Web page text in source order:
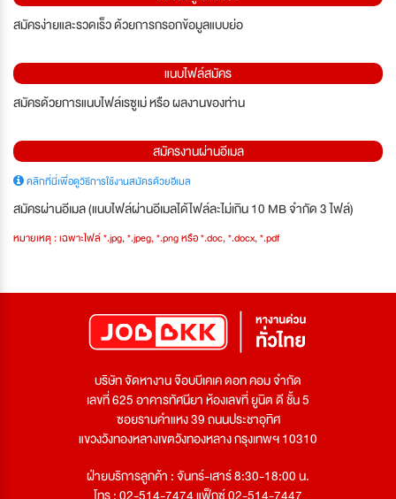
สมัครง่ายและรวดเร็ว ด้วยการกรอกข้อมูลแบบย่อ
แนบไฟล์สมัคร
สมัครด้วยการแนบไฟล์เรซูเม่ หรือ ผลงานของท่าน
สมัครงานผ่านอีเมล
คลิกที่นี่เพื่อดูวิธีการใช้งานสมัครด้วยอีเมล
สมัครผ่านอีเมล (แนบไฟล์ผ่านอีเมลได้ไฟล์ละไม่เกิน 10 MB จำกัด 3 ไฟล์)
หมายเหตุ : เฉพาะไฟล์ *.jpg, *.jpeg, *.png หรือ *.doc, *.docx, *.pdf
บริษัท จัดหางาน จ๊อบบีเคเค ดอท คอม จำกัด
เลขที่ 625 อาคารทัศนียา ห้องเลขที่ ยูนิต ดี ชั้น 5
ซอยรามคำแหง 39 ถนนประชาอุทิศ
แขวงวังทองหลางเขตวังทองหลาง กรุงเทพฯ 10310
ฝ่ายบริการลูกค้า : จันทร์-เสาร์ 8:30-18:00 น.